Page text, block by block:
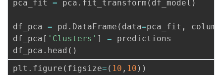
pca_fit = pca . fit_transform ( df_model )
df_pca = pd . DataFrame ( data=pca_fit ,
df_pca [ 'Clusters' ] = predictions
df_pca . head ( )
plt . figure ( figsize= ( 10 , 10 ) )